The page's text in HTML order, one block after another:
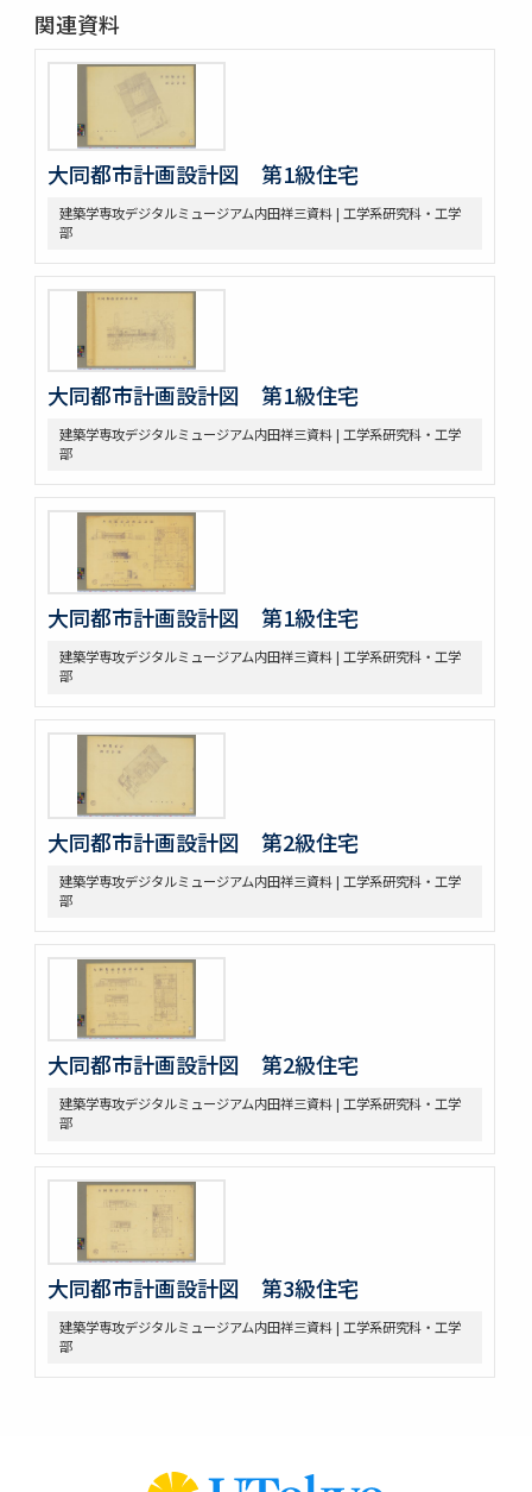
関連資料
大同都市計画設計図 第1級住宅
建築学専攻デジタルミュージアム内田祥三資料 | 工学系研究科・工学
部
大同都市計画設計図 第1級住宅
建築学専攻デジタルミュージアム内田祥三資料 | 工学系研究科・工学
部
大同都市計画設計図 第1級住宅
建築学専攻デジタルミュージアム内田祥三資料 | 工学系研究科・工学
部
大同都市計画設計図 第2級住宅
建築学専攻デジタルミュージアム内田祥三資料 | 工学系研究科・工学
部
大同都市計画設計図 第2級住宅
建築学専攻デジタルミュージアム内田祥三資料 | 工学系研究科・工学
部
大同都市計画設計図 第3級住宅
建築学専攻デジタルミュージアム内田祥三資料 | 工学系研究科・工学
部